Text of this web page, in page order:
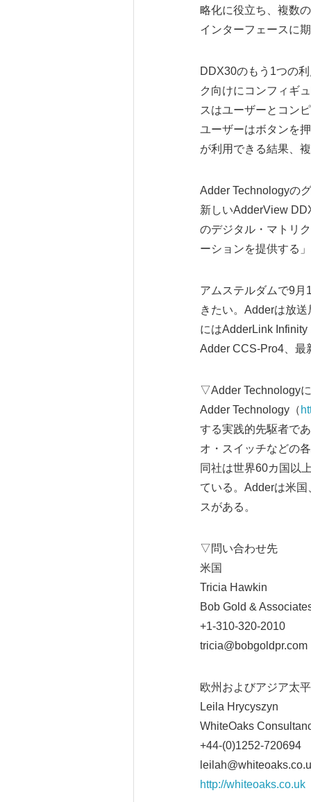
略化に役立ち、複数
インターフェースに
DDX30のもう1つの
ク向けにコンフィギ
スはユーザーとコン
ユーザーはボタンを
が利用できる結果、
Adder Technologyの
新しいAdderView
のデジタル・マトリ
ーションを提供する」
アムステルダムで9
きたい。Adderは放
にはAdderLink Infinity
Adder CCS-Pro4、最
▽Adder Technology
Adder Technology（
する実践的先駆者で
オ・スイッチなどの
同社は世界60カ国以
ている。Adderは米
スがある。
▽問い合わせ先
米国
Tricia Hawkin
Bob Gold &
+1-310-320-2010
tricia@bobgoldpr.com
欧州およびアジア太
Leila Hrycyszyn
WhiteOaks
+44-(0)1252-720694
http://whiteoaks.co.uk